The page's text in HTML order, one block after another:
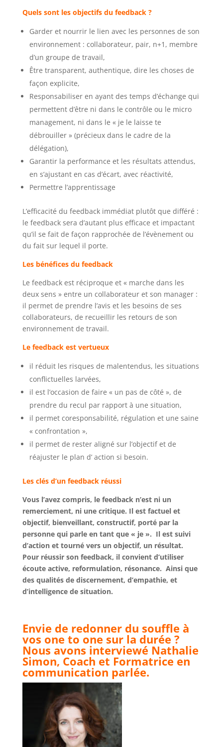
Quels sont les objectifs du feedback ?
Garder et nourrir le lien avec les personnes de son
environnement : collaborateur, pair, n+1, membre
d’un groupe de travail,
Être transparent, authentique, dire les choses de
façon explicite,
Responsabiliser en ayant des temps d’échange qui
permettent d’être ni dans le contrôle ou le micro
management, ni dans le « je le laisse te
débrouiller » (précieux dans le cadre de la
délégation),
Garantir la performance et les résultats attendus,
en s’ajustant en cas d’écart, avec réactivité,
Permettre l’apprentissage
L’efficacité du feedback immédiat plutôt que différé :
le feedback sera d’autant plus efficace et impactant
qu’il se fait de façon rapprochée de l’évènement ou
du fait sur lequel il porte.
Les bénéfices du feedback
Le feedback est réciproque et « marche dans les
deux sens » entre un collaborateur et son manager :
il permet de prendre l’avis et les besoins de ses
collaborateurs, de recueillir les retours de son
environnement de travail.
Le feedback est vertueux
il réduit les risques de malentendus, les situations
conflictuelles larvées,
il est l’occasion de faire « un pas de côté », de
prendre du recul par rapport à une situation,
il permet coresponsabilité, régulation et une saine
« confrontation »,
il permet de rester aligné sur l’objectif et de
réajuster le plan d’ action si besoin.
Les clés d’un feedback réussi
Vous l’avez compris, le feedback n’est ni un
remerciement, ni une critique. Il est factuel et
objectif, bienveillant, constructif, porté par la
personne qui parle en tant que « je ». Il est suivi
d’action et tourné vers un objectif, un résultat.
Pour réussir son feedback, il convient d’utiliser
écoute active, reformulation, résonance. Ainsi que
des qualités de discernement, d’empathie, et
d’intelligence de situation.
Envie de redonner du souffle à
vos one to one sur la durée ?
Nous avons interviewé Nathalie
Simon, Coach et Formatrice en
communication parlée.